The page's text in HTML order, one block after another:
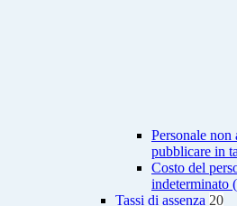
Personale non
pubblicare in
Costo del
indeterminato
Tassi di assenza 20